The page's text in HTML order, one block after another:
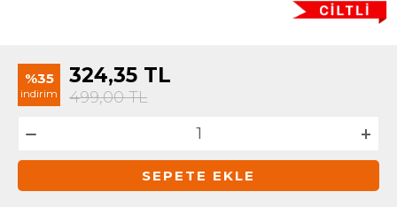
%35
indirim
324,35 TL
499,00TL
SEPETE EKLE